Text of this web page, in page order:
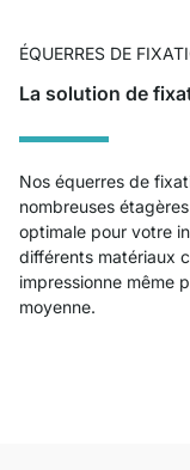
ÉQUERRES DE
La solution de
Nos équerres de
nombreuses
optimale pour votre
différents matériaux
impressionne même
moyenne.